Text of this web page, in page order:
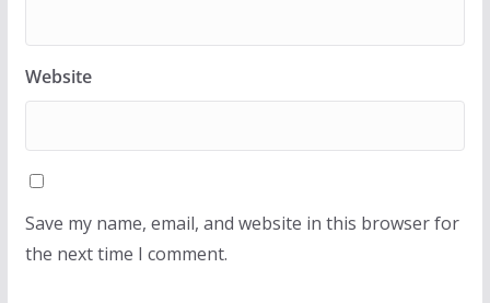
Website
Save my name, email, and website in this browser for
the next time I comment.